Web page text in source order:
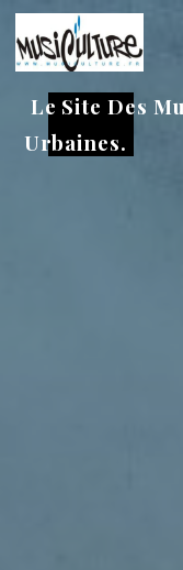
Aller
au
contenu
Le Site Des
Urbaines.